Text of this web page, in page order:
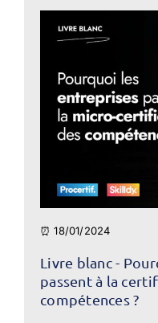
⏰ 18/01/2024
Livre blanc -
passent à la
compétences ?